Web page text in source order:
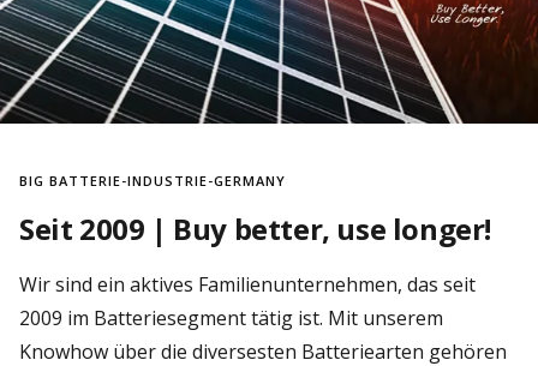
BIG BATTERIE-INDUSTRIE-GERMANY
Seit 2009 | Buy better, use longer!
Wir sind ein aktives Familienunternehmen, das seit
2009 im Batteriesegment tätig ist. Mit unserem
Knowhow über die diversesten Batteriearten gehören